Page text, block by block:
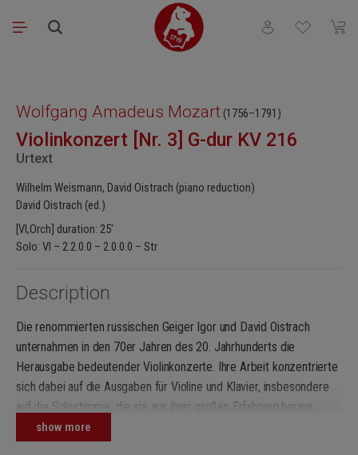
Skip to main content
You have 0
Wolfgang Amadeus Mozart (1756–1791)
Violinkonzert [Nr. 3] G-dur KV 216
Urtext
Wilhelm Weismann, David Oistrach (piano reduction)
David Oistrach (ed.)
[Vl,Orch] duration: 25'
Solo: Vl – 2.2.0.0 – 2.0.0.0 – Str
Description
Die renommierten russischen Geiger Igor und David Oistrach
unternahmen in den 70er Jahren des 20. Jahrhunderts die
Herausgabe bedeutender Violinkonzerte. Ihre Arbeit konzentrierte
sich dabei auf die Ausgaben für Violine und Klavier, insbesondere
auf die Solostimme, die sie aus ihrer großen Erfahrung heraus
ausführlich bezeichneten. David Oistrach lieferte zu den
Violinkonzerten Mozarts auch Solokadenzen. Im Vorwort der
show more